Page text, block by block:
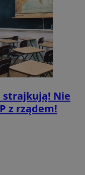
strajkują! Nie
z rządem!